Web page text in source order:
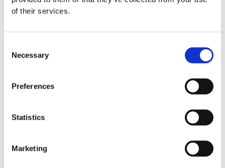
of their services.
Selection
Necessary
Preferences
Statistics
Marketing
Fallskyddsmattor
Euroflex fallskyddsmatta 30
mm - för fallhöjd till och med
Euroflex fallskyddsmatta 40
mm - för fallhöjd 1,2 meter
mm - för fallhöjd 1,5 meter
Euroflex fallskyddsmatta 60
Euroflex fallskyddsmatta 70